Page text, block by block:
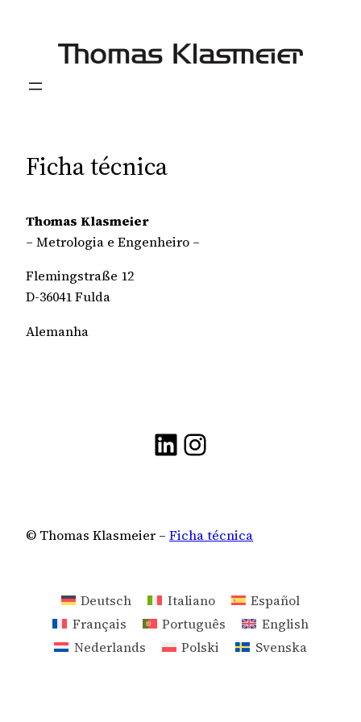
conteúdo
Ficha técnica
Thomas Klasmeier
– Metrologia e Engenheiro –
Flemingstraße 12
D-36041 Fulda
Alemanha
LinkedIn
Instagram
© Thomas Klasmeier – Ficha técnica
Deutsch Italiano
Español
Français
Português
English
Nederlands
Polski Svenska